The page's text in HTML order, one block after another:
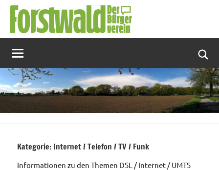
Zum
Inhalt
springen
Kategorie: Internet / Telefon / TV / Funk
Informationen zu den Themen DSL / Internet / UMTS